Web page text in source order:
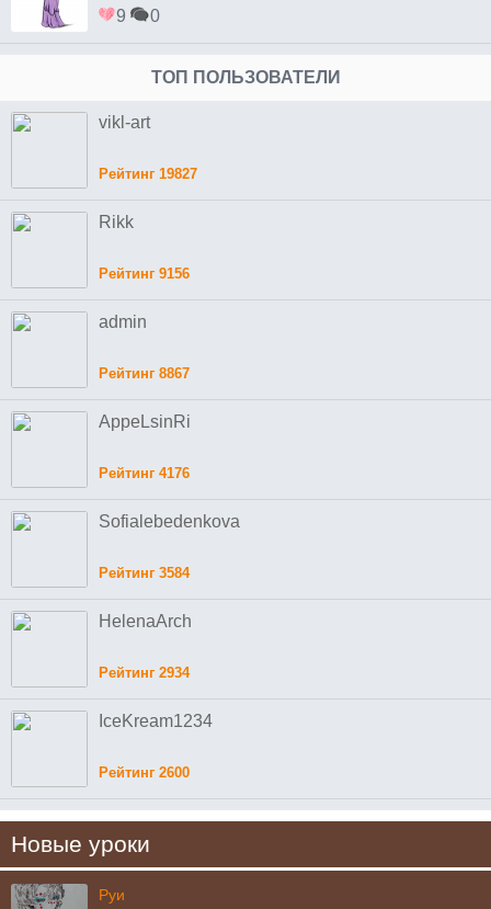
9 0
ТОП ПОЛЬЗОВАТЕЛИ
vikl-art
Рейтинг 19827
Rikk
Рейтинг 9156
admin
Рейтинг 8867
AppeLsinRi
Рейтинг 4176
Sofialebedenkova
Рейтинг 3584
HelenaArch
Рейтинг 2934
IceKream1234
Рейтинг 2600
Новые уроки
Руи